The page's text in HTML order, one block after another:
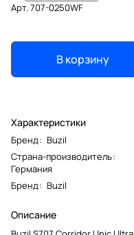
Арт.707-0250WF
В корзину
Характеристики
Бренд: Buzil
Страна-производитель:
Германия
Бренд: Buzil
Описание